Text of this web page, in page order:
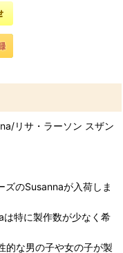
リサ・ラーソン スザン
ズのSusannaが入荷しま
は特に製作数が少なく希
的な男の子や女の子が製